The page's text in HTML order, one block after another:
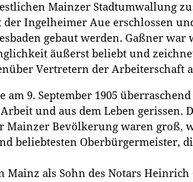
Mainzer Stadtumwallung
Ingelheimer Aue erschlossen
gebaut werden. Gaßner war
äußerst beliebt und
Vertretern der Arbeiterschaft
9. September 1905
und aus dem Leben gerissen.
Mainzer Bevölkerung waren groß,
beliebtesten Oberbürgermeister,
Mainz als Sohn des Notars